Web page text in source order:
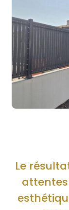
Le